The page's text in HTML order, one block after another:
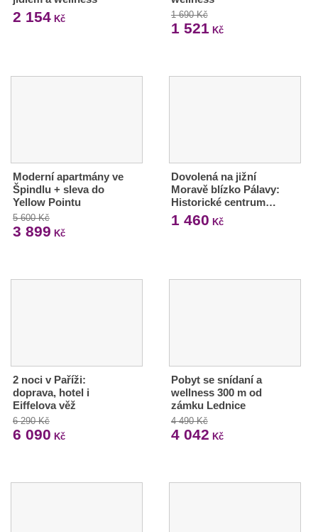
2 154 Kč 1 690 Kč
1 521 Kč
Moderní apartmány ve
Špindlu + sleva do
Yellow Pointu
5 600 Kč
3 899 Kč
Dovolená na jižní
Moravě blízko Pálavy:
Historické centrum…
1 460 Kč
2 noci v Paříži:
doprava, hotel i
Eiffelova věž
6 290 Kč
6 090 Kč
Pobyt se snídaní a
wellness 300 m od
zámku Lednice
4 490 Kč
4 042 Kč